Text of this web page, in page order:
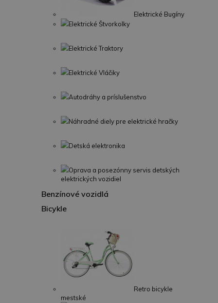
Elektrické Bugíny
Elektrické Štvorkolky
Elektrické Traktory
Elektrické Vláčiky
Autodráhy a príslušenstvo
Náhradné diely pre elektrické hračky
Detská elektronika
Oprava a posezónny servis detských
elektrických vozidiel
Benzínové vozidlá
Bicykle
Retro bicykle
mestské